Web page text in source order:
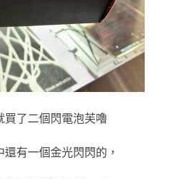
買了二個閃電泡芙嚕
有一個金光閃閃的，